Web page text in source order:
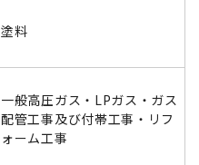
塗料
一般高圧ガス・LPガス・ガス
配管工事及び付帯工事・リフ
ォーム工事